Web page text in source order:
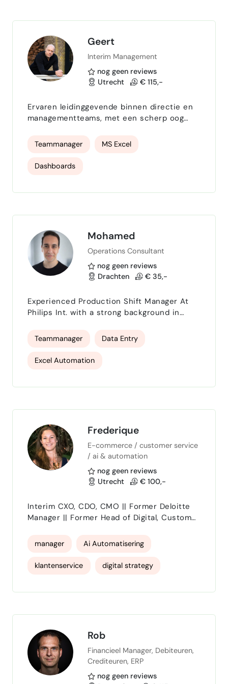
Geert
Interim Management
nog geen reviews
Utrecht
€ 115,-
Ervaren leidinggevende binnen directie en
managementteams, met een scherp oog
en het vertalen van strategie naar
resultaat.Ik combineer mensgericht
leiderschap met structurele verbetering en
ervaring in het professionaliseren van
proces…
Teammanager MS Excel
Dashboards
Mohamed
Operations Consultant
nog geen reviews
Drachten
€ 35,-
Experienced Production Shift Manager At
Philips Int. with a strong background in
process optimization. I help companies
streamline their production workflows,
develop employee growth plans, and
English, and Dutch environments. Available
Teammanager Data Entry
Excel Automation
Frederique
E-commerce / customer service
/ ai & automation
nog geen reviews
Utrecht
€ 100,-
Interim CXO, CDO, CMO || Former Deloitte
Manager || Former Head of Digital, Customer
manager Ai Automatisering
klantenservice digital strategy
Rob
Financieel Manager, Debiteuren,
Crediteuren, ERP
nog geen reviews